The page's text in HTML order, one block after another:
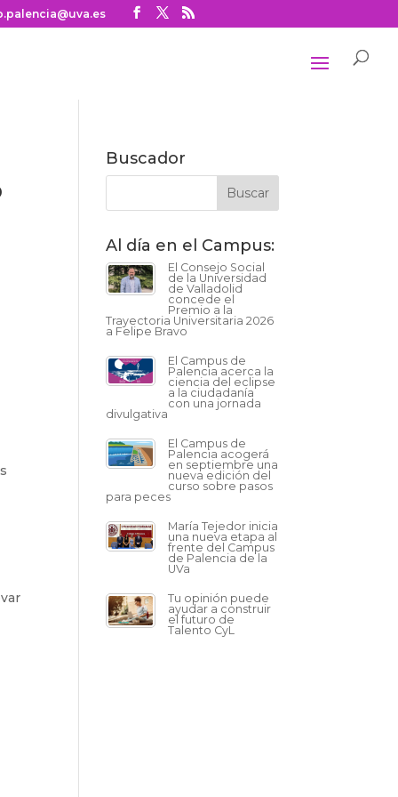
Buscador
Al día en el Campus:
El Consejo Social
de la Universidad
de Valladolid
concede el
Premio a la
Trayectoria Universitaria 2026
a Felipe Bravo
El Campus de
Palencia acerca la
ciencia del eclipse
a la ciudadanía
con una jornada
divulgativa
El Campus de
Palencia acogerá
en septiembre una
nueva edición del
curso sobre pasos
para peces
María Tejedor inicia
una nueva etapa al
frente del Campus
de Palencia de la
UVa
Tu opinión puede
ayudar a construir
el futuro de
Talento CyL